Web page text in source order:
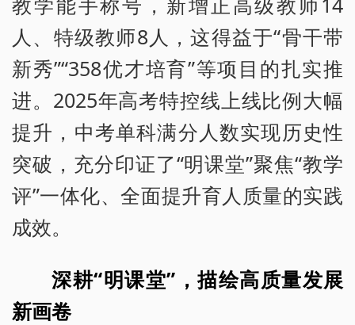
人、特级教师8人，这得益于“骨干带
新秀”“358优才培育”等项目的扎实推
进。2025年高考特控线上线比例大幅
提升，中考单科满分人数实现历史性
突破，充分印证了“明课堂”聚焦“教学
评”一体化、全面提升育人质量的实践
成效。
深耕“明课堂”，描绘高质量发展
新画卷